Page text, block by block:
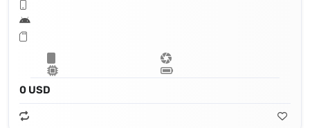
0 USD